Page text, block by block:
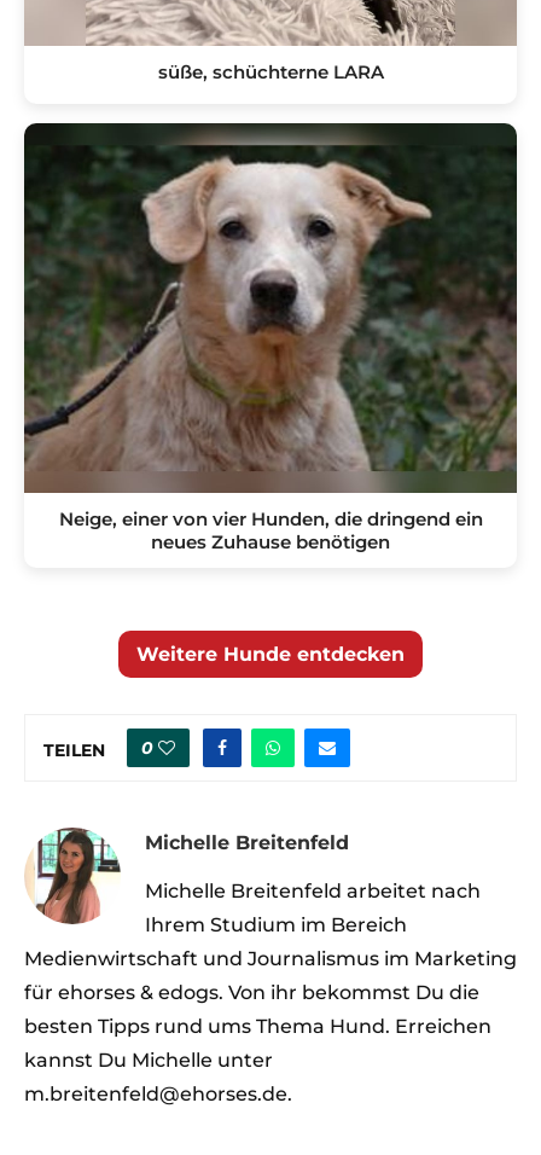
süße, schüchterne LARA
Neige, einer von vier Hunden, die dringend ein
neues Zuhause benötigen
Weitere Hunde entdecken
TEILEN 0
Michelle Breitenfeld
Michelle Breitenfeld arbeitet nach
Ihrem Studium im Bereich
Medienwirtschaft und Journalismus im Marketing
für ehorses & edogs. Von ihr bekommst Du die
besten Tipps rund ums Thema Hund. Erreichen
kannst Du Michelle unter
m.breitenfeld@ehorses.de.